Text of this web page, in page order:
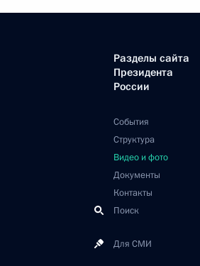
Разделы сайта
Президента
России
События
Структура
Видео и фото
Документы
Контакты
Поиск
Для СМИ